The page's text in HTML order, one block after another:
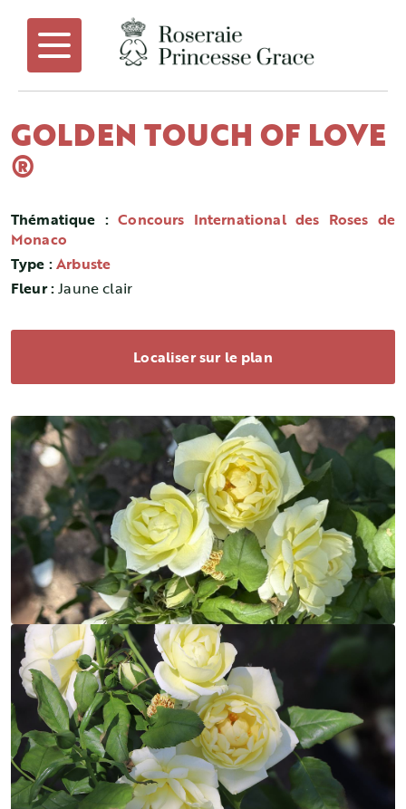
GOLDEN TOUCH OF LOVE
®
Thématique :Concours International des Roses de
Monaco
Type :Arbuste
Fleur :Jaune clair
Localiser sur le plan